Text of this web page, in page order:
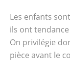
Les enfants
ils ont
On privilégie
pièce avant le